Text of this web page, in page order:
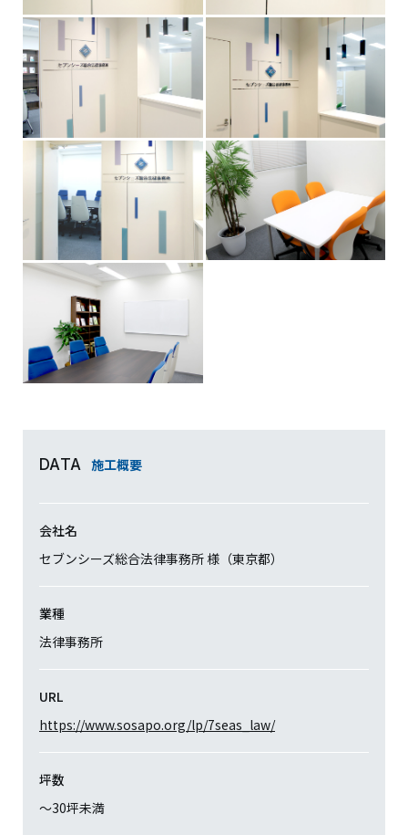
DATA 施工概要
会社名
セブンシーズ総合法律事務所 様（東京都）
業種
法律事務所
URL
https://www.sosapo.org/lp/7seas_law/
坪数
〜30坪未満